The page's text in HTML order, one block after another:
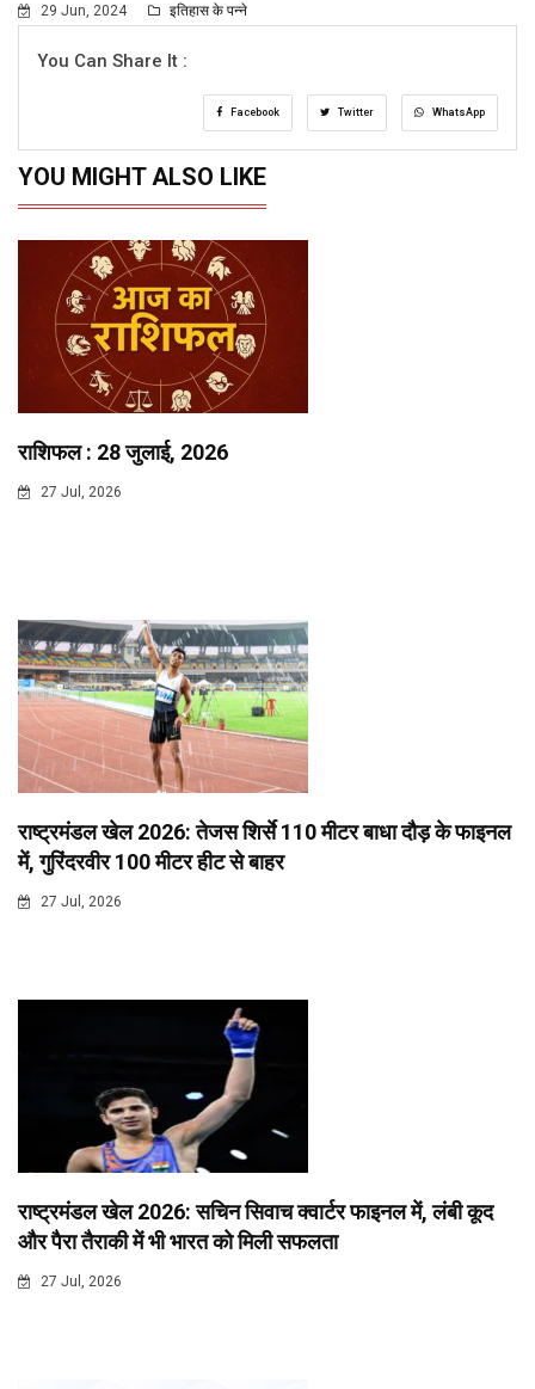
29 Jun, 2024 इतिहास के पन्ने
You Can Share It :
Facebook Twitter WhatsApp
YOU MIGHT ALSO LIKE
राशिफल : 28 जुलाई, 2026
27 Jul, 2026
राष्ट्रमंडल खेल 2026: तेजस शिर्से 110 मीटर बाधा दौड़ के फाइनल
में, गुरिंदरवीर 100 मीटर हीट से बाहर
27 Jul, 2026
राष्ट्रमंडल खेल 2026: सचिन सिवाच क्वार्टर फाइनल में, लंबी कूद
और पैरा तैराकी में भी भारत को मिली सफलता
27 Jul, 2026